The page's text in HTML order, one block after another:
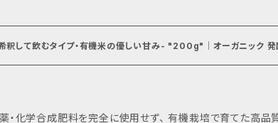
【有機甘酒】-希釈して飲むタイプ・有機米の優しい甘み-
・化学合成肥料を完全に使用せず、 有機栽培で育てた高品